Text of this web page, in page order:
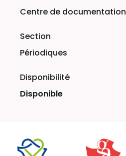
Centre de documentation
Périodiques
Disponible